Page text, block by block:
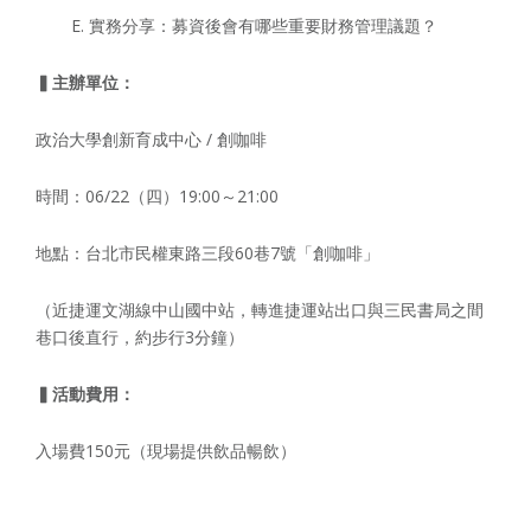
E. 實務分享：募資後會有哪些重要財務管理議題？
▍主辦單位：
政治大學創新育成中心 / 創咖啡
時間：06/22（四）19:00～21:00
地點：台北市民權東路三段60巷7號「創咖啡」
（近捷運文湖線中山國中站，轉進捷運站出口與三民書局之間
巷口後直行，約步行3分鐘）
▍活動費用：
入場費150元（現場提供飲品暢飲）